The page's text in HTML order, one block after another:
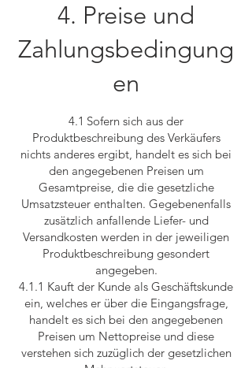
4. Preise und
Zahlungsbedingung
en
4.1 Sofern sich aus der
Produktbeschreibung des Verkäufers
nichts anderes ergibt, handelt es sich bei
den angegebenen Preisen um
Gesamtpreise, die die gesetzliche
Umsatzsteuer enthalten. Gegebenenfalls
zusätzlich anfallende Liefer- und
Versandkosten werden in der jeweiligen
Produktbeschreibung gesondert
angegeben.
4.1.1 Kauft der Kunde als Geschäftskunde
ein, welches er über die Eingangsfrage,
handelt es sich bei den angegebenen
Preisen um Nettopreise und diese
verstehen sich zuzüglich der gesetzlichen